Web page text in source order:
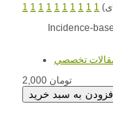
1 1 1 1 1 1 1 1 1 1
Incidence-
تخصصي
2,000 تومان